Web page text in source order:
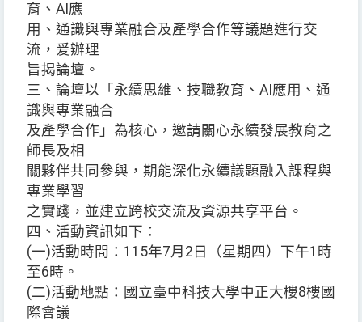
育、AI應
用、通識與專業融合及產學合作等議題進行交
流，爰辦理
旨揭論壇。
三、論壇以「永續思維、技職教育、AI應用、通
識與專業融合
及產學合作」為核心，邀請關心永續發展教育之
師長及相
關夥伴共同參與，期能深化永續議題融入課程與
專業學習
之實踐，並建立跨校交流及資源共享平台。
四、活動資訊如下：
(一)活動時間：115年7月2日（星期四）下午1時
至6時。
(二)活動地點：國立臺中科技大學中正大樓8樓國
際會議